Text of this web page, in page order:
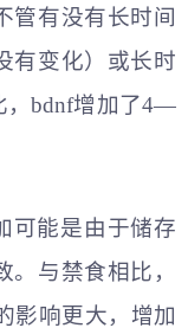
管有没有长时间
有变化）或长时
，bdnf增加了4—
可能是由于储存
与禁食相比，
影响更大，增加